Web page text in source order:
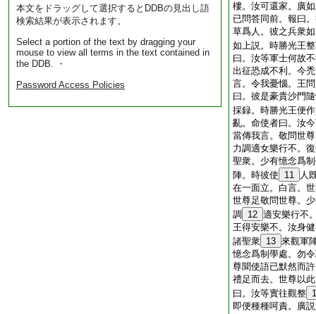
本文をドラッグして選択するとDDBの見出し語
検索結果が表示されます。
Select a portion of the text by dragging your
mouse to view all terms in the text contained in
the DDB. ・
Password Access Policies
樓。汝可還家。廣
已問答同前。報曰
草爲人。彼之兵衆
如上説。時勝光王
曰。汝等軍士何故
出征恐成不利。今
言。令我憂惱。王
曰。彼是豪貴沙門
採録。時勝光王便
亂。命使者曰。汝
當傳我言。敬問世
力調適女樂行不。
聖衆。少有憶念爲
陣。時彼使
11
人
在一面立。白言。
世尊足敬問世尊。
調
12 適安樂行不
王得安樂不。汝身
諸聖衆 13 來觀軍
憶念爲制學處。勿
尊聞使語已默然而
禮足而去。世尊以
曰。汝等實往觀整
即便種種呵責。廣